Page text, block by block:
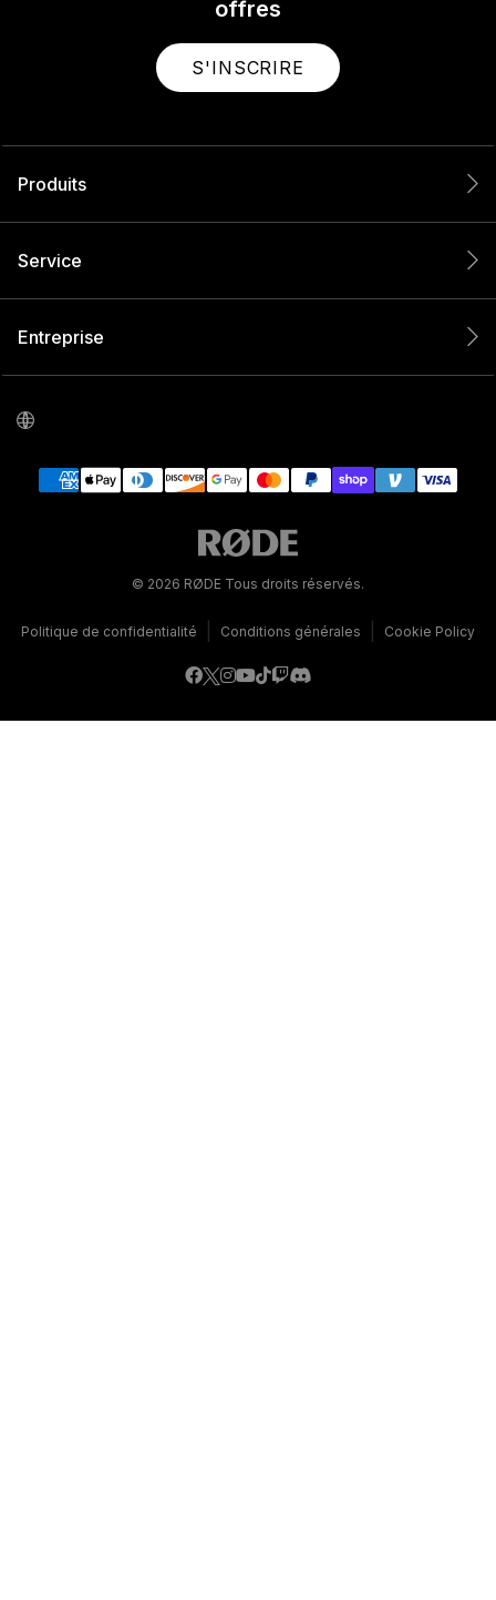
offres
S'INSCRIRE
Produits
Service
Entreprise
© 2026 RØDE Tous droits réservés.
Politique de confidentialité Conditions générales Cookie Policy